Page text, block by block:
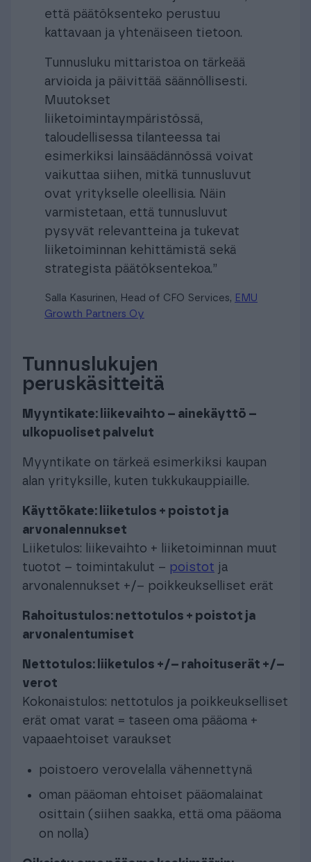
että päätöksenteko perustuu
kattavaan ja yhtenäiseen tietoon.
Tunnusluku mittaristoa on tärkeää
arvioida ja päivittää säännöllisesti.
Muutokset
liiketoimintaympäristössä,
taloudellisessa tilanteessa tai
esimerkiksi lainsäädännössä voivat
vaikuttaa siihen, mitkä tunnusluvut
ovat yritykselle oleellisia. Näin
varmistetaan, että tunnusluvut
pysyvät relevantteina ja tukevat
liiketoiminnan kehittämistä sekä
strategista päätöksentekoa.”
Salla Kasurinen, Head of CFO Services, EMU
Growth Partners Oy
Tunnuslukujen
peruskäsitteitä
Myyntikate: liikevaihto – ainekäyttö –
ulkopuoliset palvelut
Myyntikate on tärkeä esimerkiksi kaupan
alan yrityksille, kuten tukkukauppiaille.
Käyttökate: liiketulos + poistot ja
arvonalennukset
Liiketulos: liikevaihto + liiketoiminnan muut
tuotot – toimintakulut – poistot ja
arvonalennukset +/– poikkeukselliset erät
Rahoitustulos: nettotulos + poistot ja
arvonalentumiset
Nettotulos: liiketulos +/– rahoituserät +/–
verot
Kokonaistulos: nettotulos ja poikkeukselliset
erät omat varat = taseen oma pääoma +
vapaaehtoiset varaukset
poistoero verovelalla vähennettynä
oman pääoman ehtoiset pääomalainat
osittain (siihen saakka, että oma pääoma
on nolla)